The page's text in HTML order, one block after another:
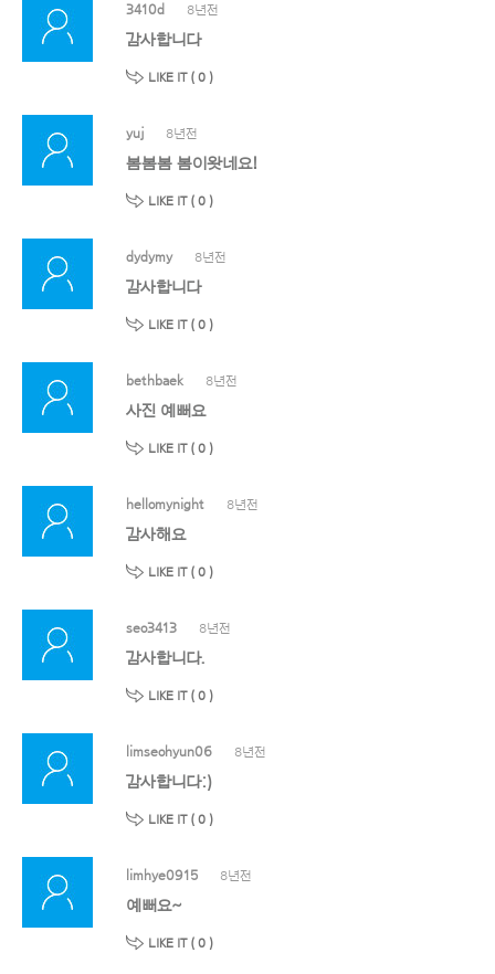
3410d 8년전
감사합니다
LIKE IT ( 0 )
yuj 8년전
봄봄봄 봄이왓네요!
LIKE IT ( 0 )
dydymy 8년전
감사합니다
LIKE IT ( 0 )
bethbaek 8년전
사진 예뻐요
LIKE IT ( 0 )
hellomynight 8년전
감사해요
LIKE IT ( 0 )
seo3413 8년전
감사합니다.
LIKE IT ( 0 )
limseohyun06 8년전
감사합니다:)
LIKE IT ( 0 )
limhye0915 8년전
예뻐요~
LIKE IT ( 0 )